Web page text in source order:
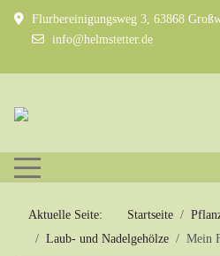
Flurbereinigungsweg 3, 63868
info@helmstetter.de
Mobile Menu Toggle
Aktuelle Seite: Startseite
Laub- und Nadelgehölze
Mein